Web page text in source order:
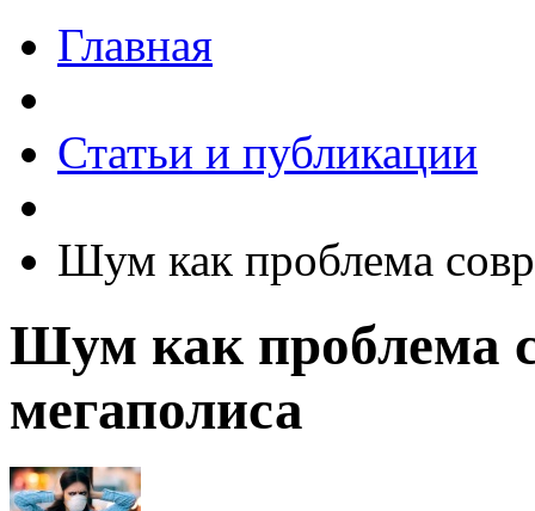
Главная
Статьи и публикации
Шум как проблема
Шум как проблема
мегаполиса